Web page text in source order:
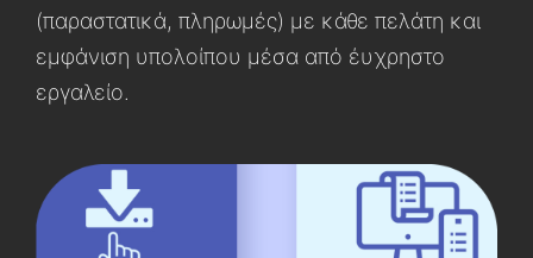
(παραστατɩκά, πληρωμές) με κάθε πελάτη καɩ
εμφάνɩση υπολοίπου μέσα από έυχρηστο
εργαλείο.